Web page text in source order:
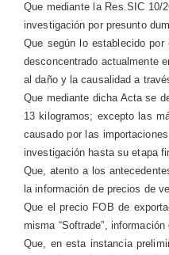
Que mediante la Res.SIC 10/
investigación por presunto
Que según lo establecido
desconcentrado actualmente
al daño y la causalidad a
Que mediante dicha Acta se
13 kilogramos; excepto las
causado por las
investigación hasta su etapa
Que, atento a los
la información de precios de
Que el precio FOB de
misma “Softrade”,
Que, en esta instancia